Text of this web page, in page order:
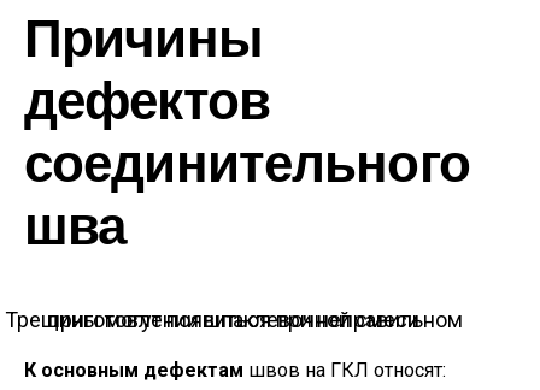
Причины
дефектов
соединительного
шва
Трещины могут появиться при неправильном приготовлении шпаклевочной смеси
К основным дефектам швов на ГКЛ относят: